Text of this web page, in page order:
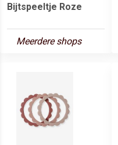
Bijtspeeltje Roze
Meerdere shops